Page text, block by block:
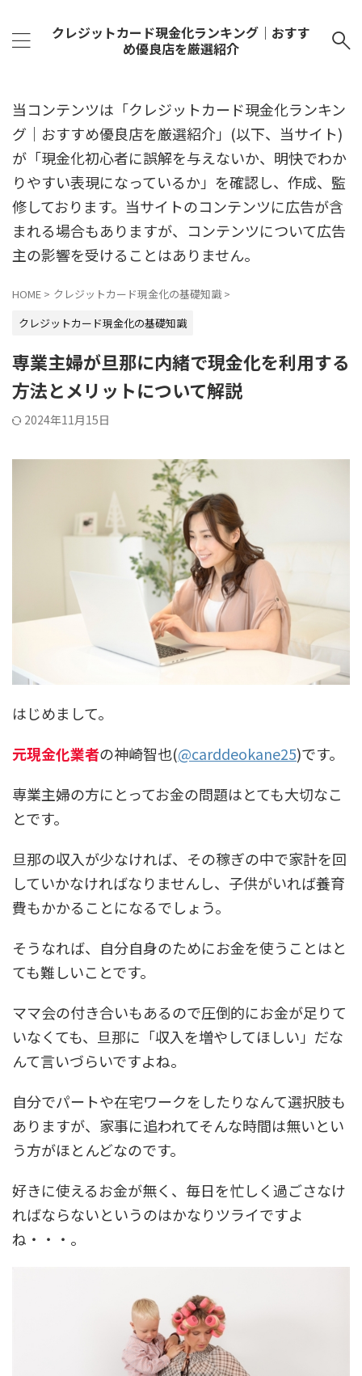
クレジットカード現金化ランキング｜おすす
め優良店を厳選紹介
当コンテンツは「クレジットカード現金化ランキン
グ｜おすすめ優良店を厳選紹介」(以下、当サイト)
が「現金化初心者に誤解を与えないか、明快でわか
りやすい表現になっているか」を確認し、作成、監
修しております。当サイトのコンテンツに広告が含
まれる場合もありますが、コンテンツについて広告
主の影響を受けることはありません。
HOME > クレジットカード現金化の基礎知識 >
クレジットカード現金化の基礎知識
専業主婦が旦那に内緒で現金化を利用する
方法とメリットについて解説
2024年11月15日
はじめまして。
元現金化業者の神崎智也(@carddeokane25)です。
専業主婦の方にとってお金の問題はとても大切なこ
とです。
旦那の収入が少なければ、その稼ぎの中で家計を回
していかなければなりませんし、子供がいれば養育
費もかかることになるでしょう。
そうなれば、自分自身のためにお金を使うことはと
ても難しいことです。
ママ会の付き合いもあるので圧倒的にお金が足りて
いなくても、旦那に「収入を増やしてほしい」だな
んて言いづらいですよね。
自分でパートや在宅ワークをしたりなんて選択肢も
ありますが、家事に追われてそんな時間は無いとい
う方がほとんどなのです。
好きに使えるお金が無く、毎日を忙しく過ごさなけ
ればならないというのはかなりツライですよ
ね・・・。